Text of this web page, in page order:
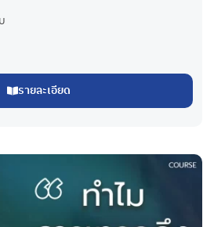
รายละเอียด